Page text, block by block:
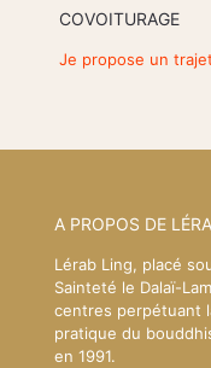
COVOITURAGE
Je propose un
A PROPOS DE
Lérab Ling, placé
Sainteté le Dalaï-
centres perpétuant
pratique du
en 1991.